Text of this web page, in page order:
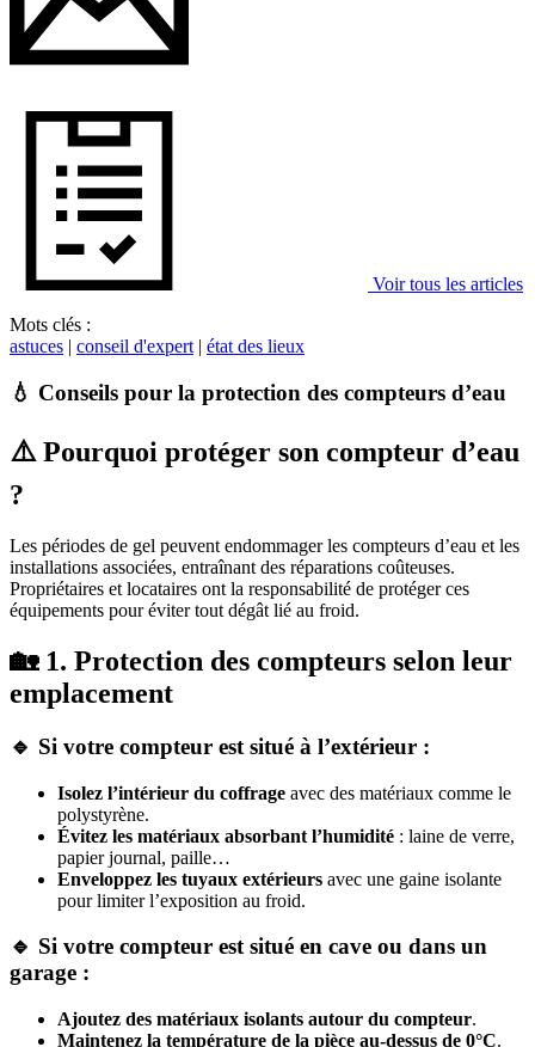
Voir tous les articles
Mots clés :
astuces | conseil d'expert| état des lieux
💧 Conseils pour la protection des compteurs d’eau
⚠️ Pourquoi protéger son compteur d’eau
?
Les périodes de gel peuvent endommager les compteurs d’eau et les
installations associées, entraînant des réparations coûteuses.
Propriétaires et locataires ont la responsabilité de protéger ces
équipements pour éviter tout dégât lié au froid.
🏡 1. Protection des compteurs selon leur
emplacement
🔹 Si votre compteur est situé à l’extérieur :
Isolez l’intérieur du coffrage avec des matériaux comme le
polystyrène.
Évitez les matériaux absorbant l’humidité : laine de verre,
papier journal, paille…
Enveloppez les tuyaux extérieurs avec une gaine isolante
pour limiter l’exposition au froid.
🔹 Si votre compteur est situé en cave ou dans un
garage :
Ajoutez des matériaux isolants autour du compteur.
Maintenez la température de la pièce au-dessus de 0°C.